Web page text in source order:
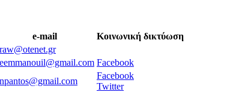
e-mail
Κοινωνική δικτύωση
Facebook
Facebook
Twitter